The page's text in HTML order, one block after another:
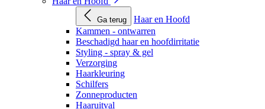
Ga terug
Haar en Hoofd
Kammen - ontwarren
Beschadigd haar en hoofdirritatie
Styling - spray & gel
Verzorging
Haarkleuring
Schilfers
Zonneproducten
Haaruitval